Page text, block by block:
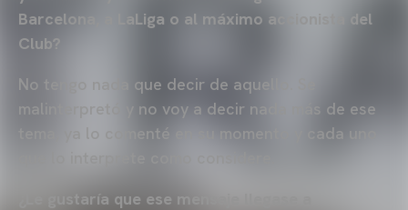
Barcelona, a LaLiga o al máximo accionista del
Club?
No tengo nada que decir de aquello. Se
malinterpretó y no voy a decir nada más de ese
tema, ya lo comenté en su momento y cada uno
¿Le gustaría que ese mensaje llegase a